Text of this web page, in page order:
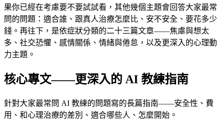
果你已經在考慮要不要試試看，其他幾個主題會回答大家最常
問的問題：適合誰、跟真人治療怎麼比、安不安全、要花多少
錢。再往下，是依症狀分類的二十三篇文章——焦慮與想太
多、社交恐懼、感情關係、情緒與倦怠，以及更深入的心理動
力主題。
核心專文——更深入的 AI 教練指南
針對大家最常問 AI 教練的問題寫的長篇指南——安全性、費
用、和心理治療的差別、適合哪些人、怎麼開始。